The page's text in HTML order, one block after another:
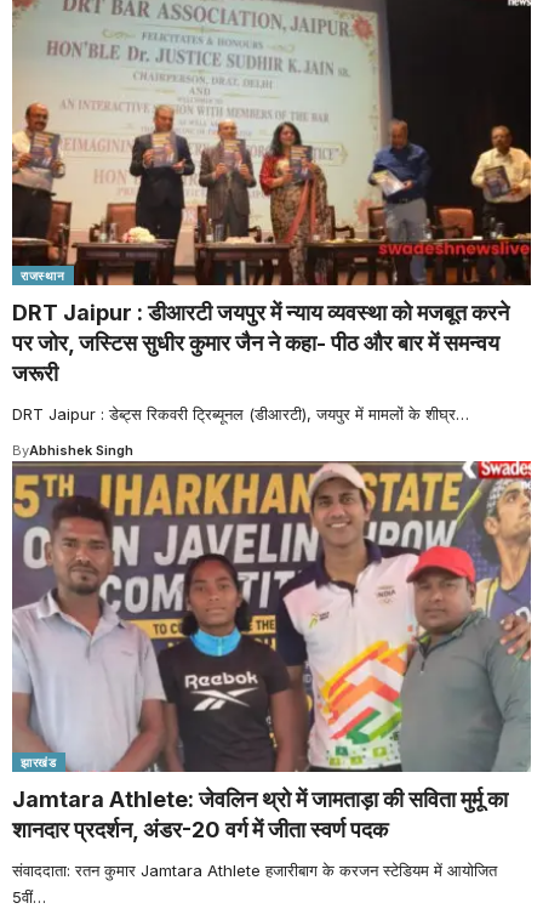
राजस्थान
DRT Jaipur : डीआरटी जयपुर में न्याय व्यवस्था को मजबूत करने
पर जोर, जस्टिस सुधीर कुमार जैन ने कहा- पीठ और बार में समन्वय
जरूरी
DRT Jaipur : डेब्ट्स रिकवरी ट्रिब्यूनल (डीआरटी), जयपुर में मामलों के शीघ्र…
ByAbhishek Singh
झारखंड
Jamtara Athlete: जेवलिन थ्रो में जामताड़ा की सविता मुर्मू का
शानदार प्रदर्शन, अंडर-20 वर्ग में जीता स्वर्ण पदक
संवाददाता: रतन कुमार Jamtara Athlete हजारीबाग के करजन स्टेडियम में आयोजित
5वीं…